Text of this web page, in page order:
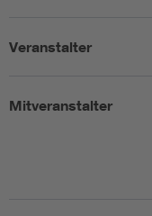
Veranstalter
Mitveranstalter